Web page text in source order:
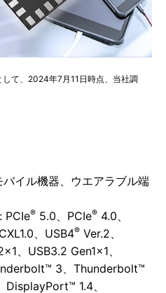
て、2024年7月11日時点、当社調
イル機器、ウエアラブル端
PCIe® 5.0、PCIe® 4.0、
、USB4® Ver.2、
、USB3.2 Gen1×1、
3、Thunderbolt™
1.4、